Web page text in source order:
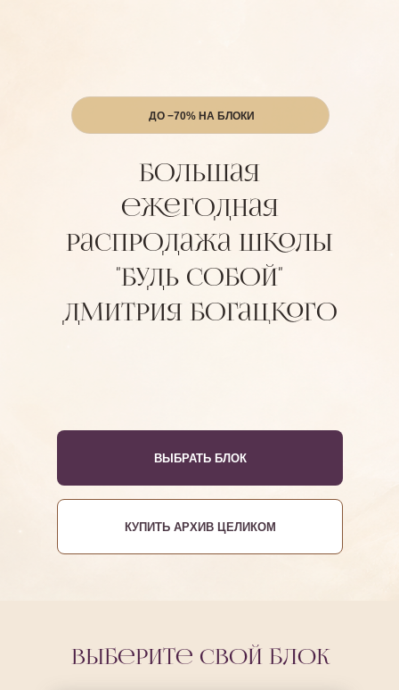
ДО −70% НА БЛОКИ
большая
ежегодная
распродажа школы
"Будь Собой"
Дмитрия Богацкого
ВЫБРАТЬ БЛОК
КУПИТЬ АРХИВ ЦЕЛИКОМ
Выберите свой блок